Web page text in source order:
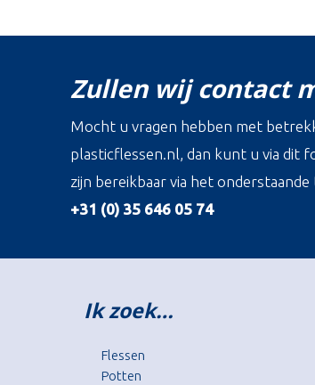
Zullen wij contact
Mocht u vragen hebben met
plasticflessen.nl, dan kunt u via dit
zijn bereikbaar via het
+31 (0) 35 646 05 74
Ik zoek…
Flessen
Potten